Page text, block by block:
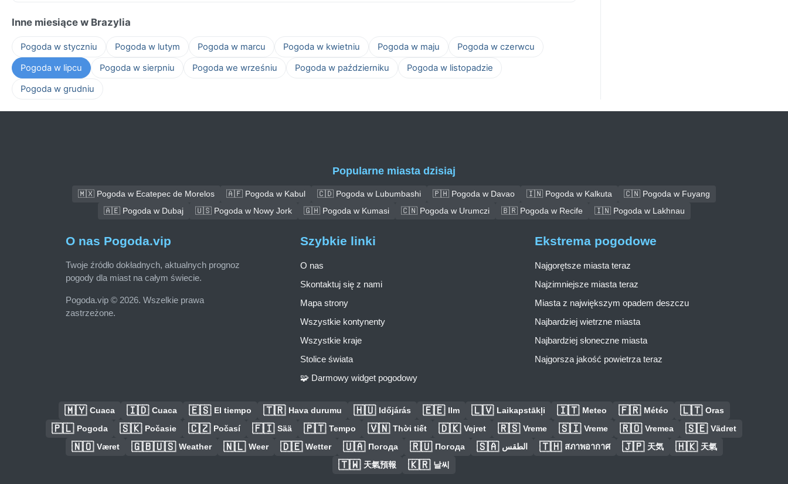
Inne miesiące w Brazylia
Pogoda w styczniu Pogoda w lutym Pogoda w marcu Pogoda w kwietniu Pogoda w maju
Pogoda w czerwcu
Pogoda w lipcu
Pogoda w sierpniu Pogoda we wrześniu Pogoda w październiku
Pogoda w listopadzie
Pogoda w grudniu
Popularne miasta dzisiaj
🇲🇽 Pogoda w Ecatepec de Morelos 🇦🇫 Pogoda w Kabul 🇨🇩 Pogoda w Lubumbashi 🇵🇭 Pogoda w Davao 🇮🇳 Pogoda w Kalkuta
🇨🇳 Pogoda w Fuyang
🇦🇪 Pogoda w Dubaj
🇺🇸 Pogoda w Nowy Jork 🇬🇭 Pogoda w Kumasi 🇨🇳 Pogoda w Urumczi 🇧🇷 Pogoda w Recife 🇮🇳 Pogoda w Lakhnau
O nas Pogoda.vip
Twoje źródło dokładnych, aktualnych prognoz
pogody dla miast na całym świecie.
Pogoda.vip © 2026. Wszelkie prawa
zastrzeżone.
Szybkie linki
O nas
Skontaktuj się z nami
Mapa strony
Wszystkie kontynenty
Wszystkie kraje
Stolice świata
🧩 Darmowy widget pogodowy
Ekstrema pogodowe
Najgorętsze miasta teraz
Najzimniejsze miasta teraz
Miasta z największym opadem deszczu
Najbardziej wietrzne miasta
Najbardziej słoneczne miasta
Najgorsza jakość powietrza teraz
🇲🇾 Cuaca 🇮🇩 Cuaca 🇪🇸 El tiempo 🇹🇷 Hava durumu 🇭🇺 Időjárás 🇪🇪 Ilm 🇱🇻 Laikapstākļi 🇮🇹 Meteo 🇫🇷 Météo 🇱🇹 Oras
🇵🇱 Pogoda 🇸🇰 Počasie 🇨🇿 Počasí 🇫🇮 Sää 🇵🇹 Tempo 🇻🇳 Thời tiết 🇩🇰 Vejret 🇷🇸 Vreme 🇸🇮 Vreme 🇷🇴 Vremea 🇸🇪 Vädret
🇳🇴 Været 🇬🇧🇺🇸 Weather 🇳🇱 Weer 🇩🇪 Wetter 🇺🇦 Погода 🇷🇺 Погода 🇸🇦 الطقس 🇹🇭 สภาพอากาศ 🇯🇵 天気 🇭🇰 天氣
🇹🇼 天氣預報 🇰🇷 날씨